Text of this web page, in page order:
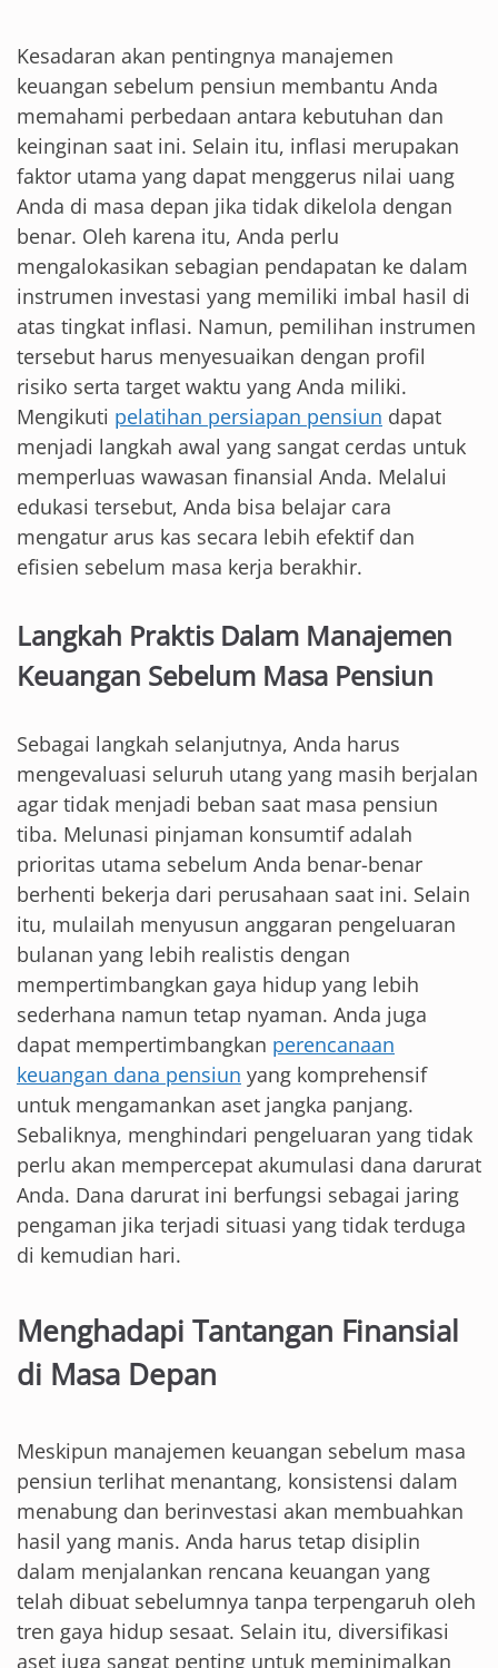
Kesadaran akan pentingnya manajemen
keuangan sebelum pensiun membantu Anda
memahami perbedaan antara kebutuhan dan
keinginan saat ini. Selain itu, inflasi merupakan
faktor utama yang dapat menggerus nilai uang
Anda di masa depan jika tidak dikelola dengan
benar. Oleh karena itu, Anda perlu
mengalokasikan sebagian pendapatan ke dalam
instrumen investasi yang memiliki imbal hasil di
atas tingkat inflasi. Namun, pemilihan instrumen
tersebut harus menyesuaikan dengan profil
risiko serta target waktu yang Anda miliki.
Mengikuti pelatihan persiapan pensiun dapat
menjadi langkah awal yang sangat cerdas untuk
memperluas wawasan finansial Anda. Melalui
edukasi tersebut, Anda bisa belajar cara
mengatur arus kas secara lebih efektif dan
efisien sebelum masa kerja berakhir.
Langkah Praktis Dalam Manajemen
Keuangan Sebelum Masa Pensiun
Sebagai langkah selanjutnya, Anda harus
mengevaluasi seluruh utang yang masih berjalan
agar tidak menjadi beban saat masa pensiun
tiba. Melunasi pinjaman konsumtif adalah
prioritas utama sebelum Anda benar-benar
berhenti bekerja dari perusahaan saat ini. Selain
itu, mulailah menyusun anggaran pengeluaran
bulanan yang lebih realistis dengan
mempertimbangkan gaya hidup yang lebih
sederhana namun tetap nyaman. Anda juga
dapat mempertimbangkan perencanaan
keuangan dana pensiun yang komprehensif
untuk mengamankan aset jangka panjang.
Sebaliknya, menghindari pengeluaran yang tidak
perlu akan mempercepat akumulasi dana darurat
Anda. Dana darurat ini berfungsi sebagai jaring
pengaman jika terjadi situasi yang tidak terduga
di kemudian hari.
Menghadapi Tantangan Finansial
di Masa Depan
Meskipun manajemen keuangan sebelum masa
pensiun terlihat menantang, konsistensi dalam
menabung dan berinvestasi akan membuahkan
hasil yang manis. Anda harus tetap disiplin
dalam menjalankan rencana keuangan yang
telah dibuat sebelumnya tanpa terpengaruh oleh
tren gaya hidup sesaat. Selain itu, diversifikasi
aset juga sangat penting untuk meminimalkan